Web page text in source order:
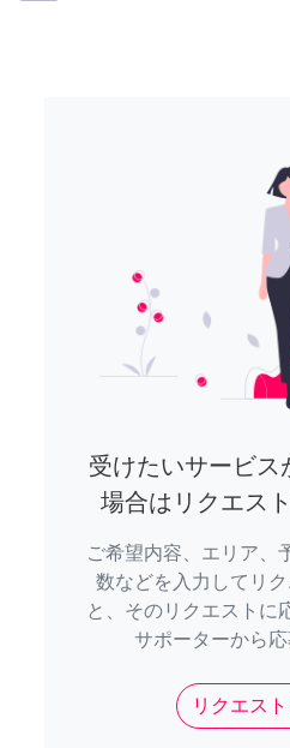
受けたいサービス
場合はリクエス
ご希望内容、エリア、
数などを入力してリ
と、そのリクエストに
サポーターから応
リクエス